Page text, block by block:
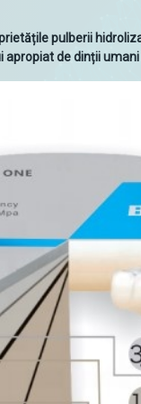
pulberii
de dinții